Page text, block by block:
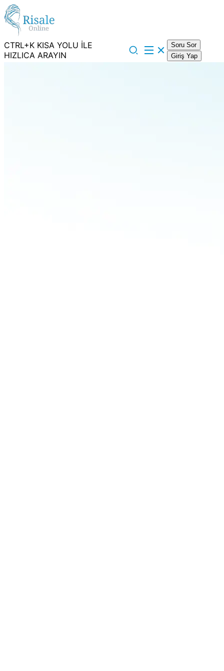
CTRL+K KISA YOLU İLE
HIZLICA ARAYIN
Soru Sor
Giriş Yap